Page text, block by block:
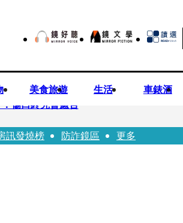
美食旅遊 生活 車錶酒
傷口終究會癒合
哥一樣」曝相處模式
訊發燒榜 防詐鏡區 更多